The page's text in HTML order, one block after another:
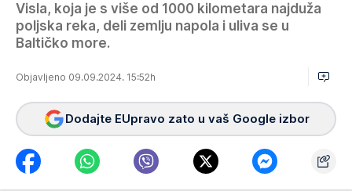
Visla, koja je s više od 1000 kilometara najduža
poljska reka, deli zemlju napola i uliva se u
Baltičko more.
Objavljeno 09.09.2024. 15:52h
Dodajte EUpravo zato u vaš Google izbor